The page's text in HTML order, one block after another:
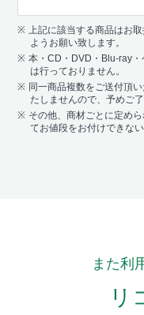
上記に該当する商品はお
ようお願い致します。
本・CD・DVD・Blu-ray
は行っておりません。
同一商品複数をご送付頂
たしませんので、予めご了
その他、商材ごとに定め
てお値段をお付けできな
また利
リ